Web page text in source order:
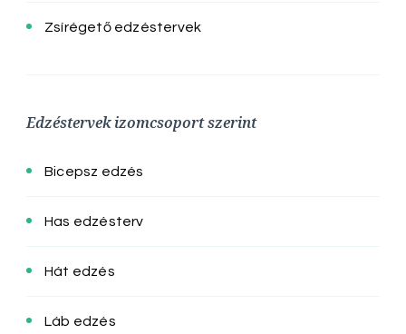
Zsírégető edzéstervek
Edzéstervek izomcsoport szerint
Bicepsz edzés
Has edzésterv
Hát edzés
Láb edzés